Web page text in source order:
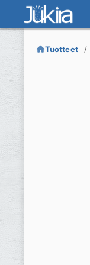
Siirry
navigointiin
Siirry
sisältöön
Tuotteet